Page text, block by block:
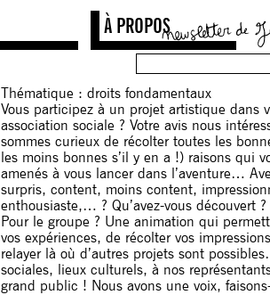
À PROPOS
Thématique : droits fondamentaux
Vous participez à un projet artistique dans
association sociale ? Votre avis nous
sommes curieux de récolter toutes les
les moins bonnes s’il y en a !) raisons qui
amenés à vous lancer dans l’aventure…
surpris, content, moins content,
enthousiaste,… ? Qu’avez-vous découvert ?
Pour le groupe ? Une animation qui
vos expériences, de récolter vos
relayer là où d’autres projets sont
sociales, lieux culturels, à nos
grand public ! Nous avons une voix,